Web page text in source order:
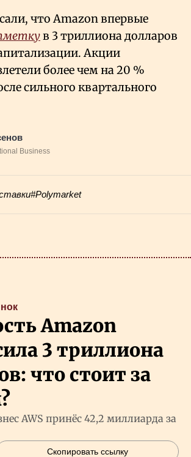
что Amazon впервые
в 3 триллиона долларов
Акции
более чем на 20 %
сильного квартального
Business
#Polymarket
Amazon
3 триллиона
что стоит за
AWS принёс 42,2 миллиарда за
Скопировать ссылку